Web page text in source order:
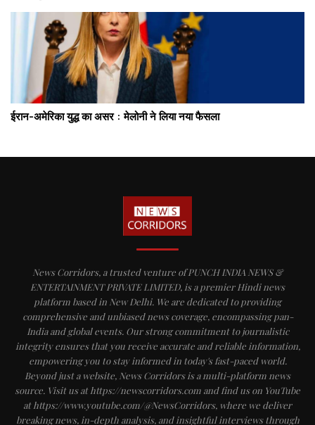
ईरान-अमेरिका युद्ध का असर : मेलोनी ने लिया नया फैसला
News Corridors, a trusted venture of PUNCH INDIA NEWS &
ENTERTAINMENT PRIVATE LIMITED, is a premier Hindi news
platform based in New Delhi. We are dedicated to providing
comprehensive and unbiased news coverage, encompassing pan-
India and global events. Our strong commitment to journalistic
integrity ensures that you receive accurate and reliable information,
empowering you to stay informed in today's fast-paced world.
Beyond just a website, News Corridors is a multi-platform news
source. Visit us at https://newscorridors.com and find us on YouTube
at https://www.youtube.com/@NewsCorridors, where we deliver
breaking news, in-depth analysis, and insightful interviews through